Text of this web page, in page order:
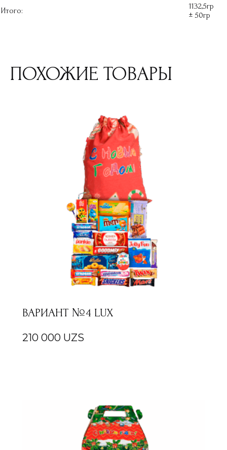
Итого:
1132,5гр
± 50гр
ПОХОЖИЕ ТОВАРЫ
ВАРИАНТ №4 LUX
210 000 UZS